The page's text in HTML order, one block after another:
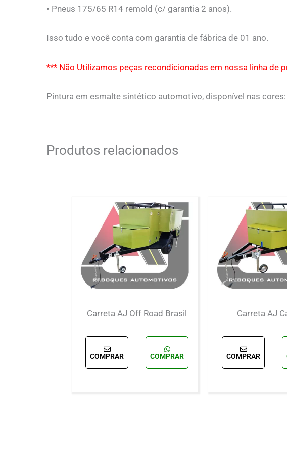
• Pneus 175/65 R14 remold (c/ garantia 2 anos).
Isso tudo e você conta com garantia de fábrica de 01 ano.
*** Não Utilizamos peças recondicionadas em nossa linha de
Pintura em esmalte sintético automotivo, disponível nas
Produtos relacionados
Carreta AJ Off Road Brasil
COMPRAR COMPRAR
Carreta AJ
COMPRAR